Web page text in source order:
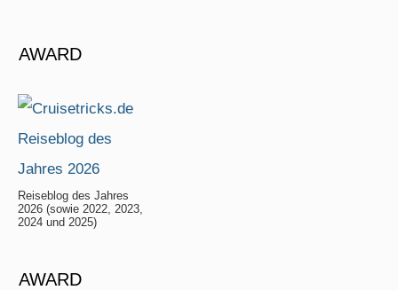
AWARD
Reiseblog des Jahres
2026 (sowie 2022, 2023,
2024 und 2025)
AWARD